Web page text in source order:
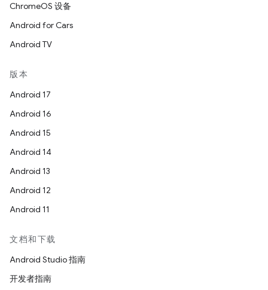
ChromeOS 设备
Android for Cars
Android TV
版本
Android 17
Android 16
Android 15
Android 14
Android 13
Android 12
Android 11
文档和下载
Android Studio 指南
开发者指南